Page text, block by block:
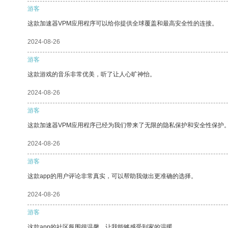
游客
这款加速器VPM应用程序可以给你提供全球覆盖和最高安全性的连接。
2024-08-26
游客
这款游戏的音乐非常优美，听了让人心旷神怡。
2024-08-26
游客
这款加速器VPM应用程序已经为我们带来了无限的隐私保护和安全性保护
2024-08-26
游客
这款app的用户评论非常真实，可以帮助我做出更准确的选择。
2024-08-26
游客